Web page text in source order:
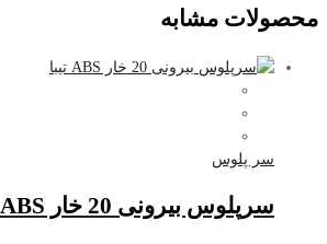
محصولات مشابه
سر پلوس
سرپلوس بیرونی 20 خار ABS تیبا